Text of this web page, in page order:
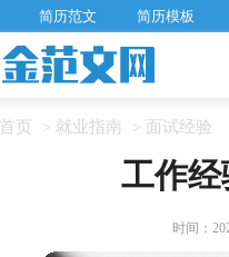
简历范文 简历模板
首页 > 就业指南 > 面试经验
工作
时间：